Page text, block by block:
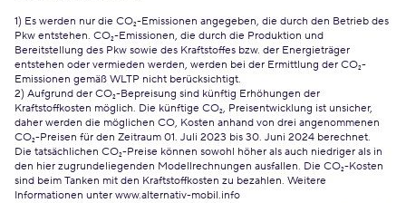
1) Es werden nur die CO₂-Emissionen angegeben, die durch den Betrieb des
Pkw entstehen. CO₂-Emissionen, die durch die Produktion und
Bereitstellung des Pkw sowie des Kraftstoffes bzw. der Energieträger
entstehen oder vermieden werden, werden bei der Ermittlung der CO₂-
Emissionen gemäß WLTP nicht berücksichtigt.
2) Aufgrund der CO₂-Bepreisung sind künftig Erhöhungen der
Kraftstoffkosten möglich. Die künftige CO₂, Preisentwicklung ist unsicher,
daher werden die möglichen CO, Kosten anhand von drei angenommenen
CO₂-Preisen für den Zeitraum 01. Juli 2023 bis 30. Juni 2024 berechnet.
Die tatsächlichen CO₂-Preise können sowohl höher als auch niedriger als in
den hier zugrundeliegenden Modellrechnungen ausfallen. Die CO₂-Kosten
sind beim Tanken mit den Kraftstoffkosten zu bezahlen. Weitere
Informationen unter www.alternativ-mobil.info